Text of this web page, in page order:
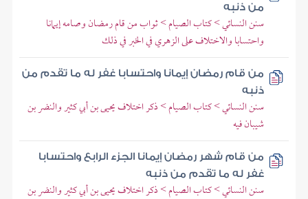
من ذنبه
سنن النسائي > كتاب الصيام > ثواب من قام رمضان وصامه إيمانا
واحتسابا والاختلاف على الزهري في الخبر في ذلك
من قام رمضان إيمانا واحتسابا غفر له ما تقدم من
ذنبه
سنن النسائي > كتاب الصيام > ذكر اختلاف يحيى بن أبي كثير والنضر بن
شيبان فيه
من قام شهر رمضان إيمانا الجزء الرابع واحتسابا
غفر له ما تقدم من ذنبه
سنن النسائي > كتاب الصيام > ذكر اختلاف يحيى بن أبي كثير والنضر بن